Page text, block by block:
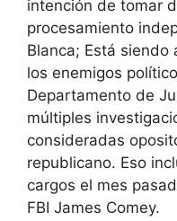
intención de tomar
procesamiento
Blanca; Está siendo
los enemigos
Departamento de
múltiples
consideradas
republicano. Eso
cargos el mes
FBI James Comey.